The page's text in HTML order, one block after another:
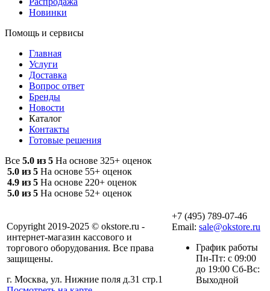
Новинки
Помощь и сервисы
Главная
Услуги
Доставка
Вопрос ответ
Бренды
Новости
Каталог
Контакты
Готовые решения
Все 5.0 из 5 На основе 325+ оценок
5.0 из 5 На основе 55+ оценок
4.9 из 5 На основе 220+ оценок
5.0 из 5 На основе 52+ оценок
Copyright 2019-2025 © okstore.ru -
интернет-магазин кассового и
торгового оборудования. Все права
защищены.
г. Москва, ул. Нижние поля д.31 стр.1
+7 (495) 789-07-46
Email: sale@okstore.ru
График работы
Пн-Пт: с 09:00
до 19:00 Сб-Вс:
Выходной